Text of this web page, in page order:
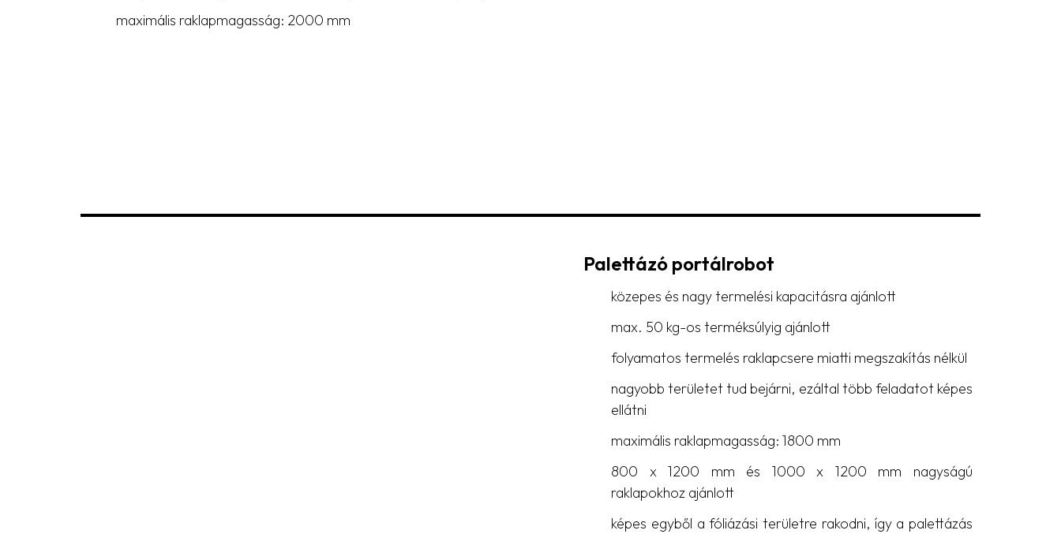
maximális raklapmagasság: 2000 mm
Palettázó portálrobot
közepes és nagy termelési kapacitásra ajánlott
max. 50 kg-os terméksúlyig ajánlott
folyamatos termelés raklapcsere miatti megszakítás nélkül
nagyobb területet tud bejárni, ezáltal több feladatot képes
ellátni
maximális raklapmagasság: 1800 mm
800 x 1200 mm és 1000 x 1200 mm nagyságú
raklapokhoz ajánlott
képes egyből a fóliázási területre rakodni, így a palettázás